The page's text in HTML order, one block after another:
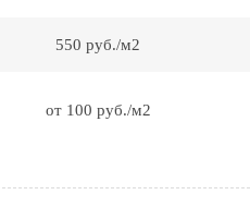
550 руб./м2
от 100 руб./м2